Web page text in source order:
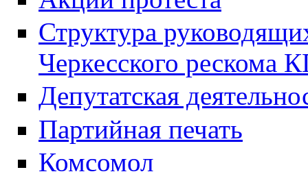
Структура
Черкесского рескома
Депутатская
Партийная печать
Комсомол